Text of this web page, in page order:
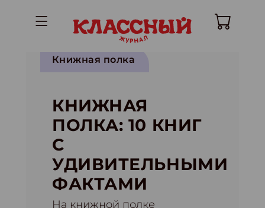
Книжная полка
КНИЖНАЯ
ПОЛКА: 10 КНИГ
С
УДИВИТЕЛЬНЫМИ
ФАКТАМИ
На книжной полке